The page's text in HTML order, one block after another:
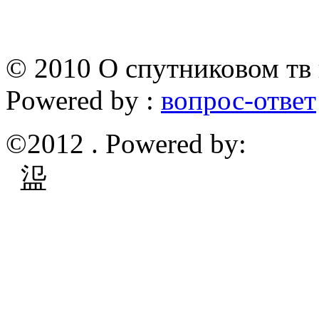
© 2010 О спутниковом тв
Powered by : вопрос-ответ
©2012 . Powered by:
䀀